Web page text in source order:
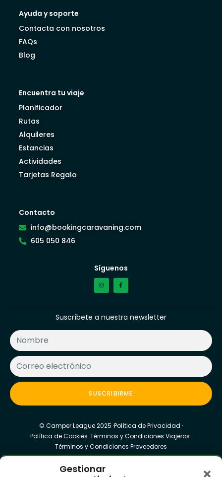
Gestionar
Ayuda y soporte
Contacta con nosotros
FAQs
Blog
Encuentra tu viaje
Planificador
Rutas
Alquileres
Estancias
Actividades
Tarjetas Regalo
Contacto
info@bookingcaravaning.com
605 050 846
Síguenos
Suscríbete a nuestra newsletter
SUSCRIBIRME
© Camper League 2025 ·Política de Privacidad ·
Política de Cookies ·Términos y Condiciones Viajeros ·
Términos y Condiciones Proveedores